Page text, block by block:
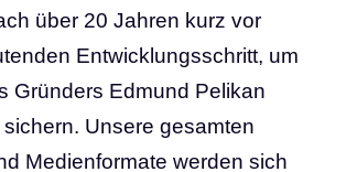
über 20 Jahren kurz vor
Entwicklungsschritt, um
Gründers Edmund Pelikan
sichern. Unsere gesamten
Medienformate werden sich